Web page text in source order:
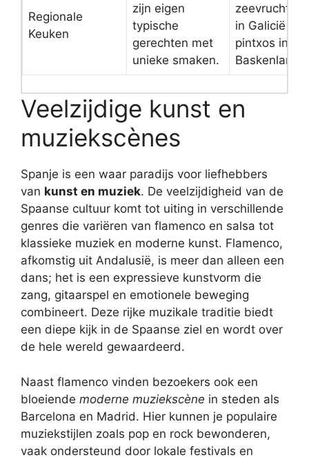
Regionale
Keuken
zijn eigen
typische
gerechten met
unieke smaken.
zeevruchten
in Galicië en
pintxos in
Baskenland.
Veelzijdige kunst en
muziekscènes
Spanje is een waar paradijs voor liefhebbers
van kunst en muziek. De veelzijdigheid van de
Spaanse cultuur komt tot uiting in verschillende
genres die variëren van flamenco en salsa tot
klassieke muziek en moderne kunst. Flamenco,
afkomstig uit Andalusië, is meer dan alleen een
dans; het is een expressieve kunstvorm die
zang, gitaarspel en emotionele beweging
combineert. Deze rijke muzikale traditie biedt
een diepe kijk in de Spaanse ziel en wordt over
de hele wereld gewaardeerd.
Naast flamenco vinden bezoekers ook een
bloeiende moderne muziekscène in steden als
Barcelona en Madrid. Hier kunnen je populaire
muziekstijlen zoals pop en rock bewonderen,
vaak ondersteund door lokale festivals en